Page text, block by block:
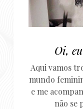
Oi,
Aqui vamos
mundo
e me
não se